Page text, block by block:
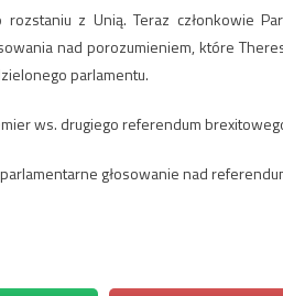
z Unią. Teraz członkowie
nad porozumieniem, które
parlamentu.
ws. drugiego referendum
głosowanie nad